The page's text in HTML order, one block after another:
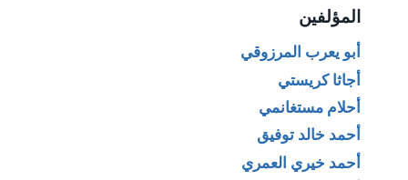
المؤلفين
أبو يعرب المرزوقي
أجاثا كريستي
أحلام مستغانمي
أحمد خالد توفيق
أحمد خيري العمري